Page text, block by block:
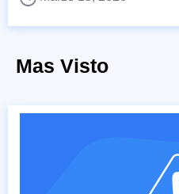
Mas Visto